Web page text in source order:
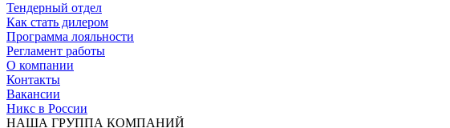
Тендерный отдел
Как стать дилером
Программа лояльности
Регламент работы
О компании
Контакты
Вакансии
Никс в России
НАША ГРУППА КОМПАНИЙ